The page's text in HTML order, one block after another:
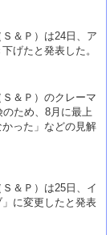
＆Ｐ）は24日、ア
げたと発表した。
＆Ｐ）のクレーマ
ため、8月に最上
った」などの見解
＆Ｐ）は25日、イ
に変更したと発表